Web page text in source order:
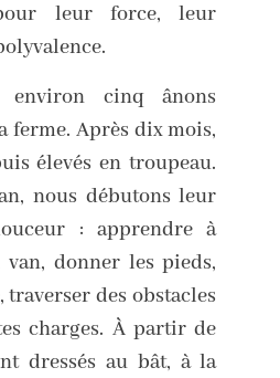
pour leur force, leur
environ cinq ânons
ferme. Après dix mois,
élevés en troupeau.
nous débutons leur
: apprendre à
donner les pieds,
des obstacles
charges. À partir de
dressés au bât, à la